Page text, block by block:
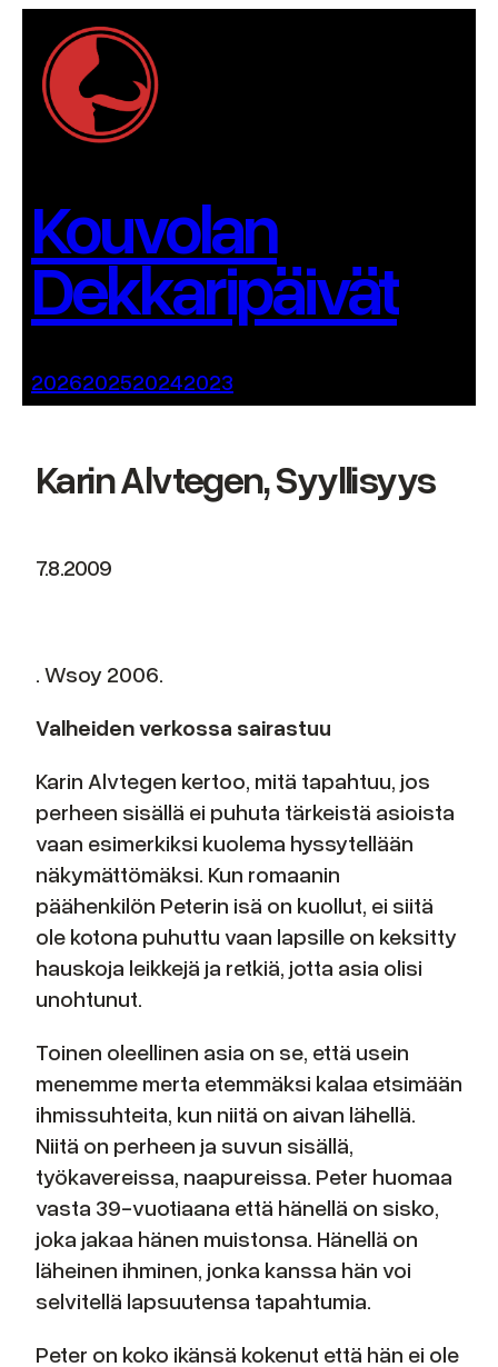
sisältöön
Kouvolan
Dekkaripäivät
2026202520242023
Karin Alvtegen, Syyllisyys
7.8.2009
. Wsoy 2006.
Valheiden verkossa sairastuu
Karin Alvtegen kertoo, mitä tapahtuu, jos
perheen sisällä ei puhuta tärkeistä asioista
vaan esimerkiksi kuolema hyssytellään
näkymättömäksi. Kun romaanin
päähenkilön Peterin isä on kuollut, ei siitä
ole kotona puhuttu vaan lapsille on keksitty
hauskoja leikkejä ja retkiä, jotta asia olisi
unohtunut.
Toinen oleellinen asia on se, että usein
menemme merta etemmäksi kalaa etsimään
ihmissuhteita, kun niitä on aivan lähellä.
Niitä on perheen ja suvun sisällä,
työkavereissa, naapureissa. Peter huomaa
vasta 39-vuotiaana että hänellä on sisko,
joka jakaa hänen muistonsa. Hänellä on
läheinen ihminen, jonka kanssa hän voi
selvitellä lapsuutensa tapahtumia.
Peter on koko ikänsä kokenut että hän ei ole